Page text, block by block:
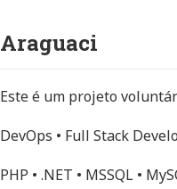
Araguaci
Este é um projeto
DevOps • Full Stack
PHP • .NET • MSSQL •